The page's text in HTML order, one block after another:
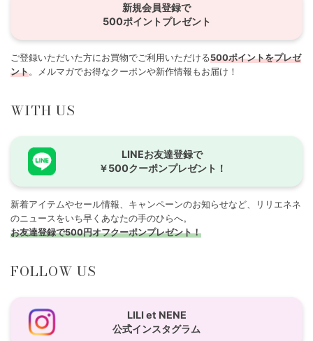
新規会員登録で
500ポイントプレゼント
ご登録いただいた方にお買物でご利用いただける500ポイントをプレゼ
ント。メルマガでお得なクーポンや新作情報もお届け！
WITH US
LINEお友達登録で
￥500クーポンプレゼント！
新着アイテムやセール情報、キャンペーンのお知らせなど、リリエネネ
のニュースをいち早くあなたの手のひらへ。
お友達登録で500円オフクーポンプレゼント！
FOLLOW US
LILI et NENE
公式インスタグラム